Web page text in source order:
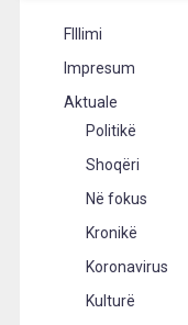
FIllimi
Impresum
Aktuale
Politikë
Shoqëri
Në fokus
Kronikë
Koronavirus
Kulturë